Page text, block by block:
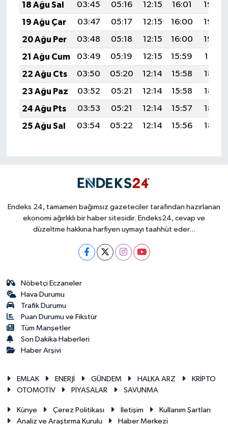
18 Ağu Sal
03:45 05:16 12:15 16:01
19:05
19 Ağu Çar
03:47 05:17 12:15 16:00
19:03
20 Ağu Per
03:48 05:18 12:15 16:00
19:02
21 Ağu Cum
03:49 05:19 12:15 15:59
19:01
22 Ağu Cts
03:50 05:20 12:14 15:58
18:59
23 Ağu Paz
03:52 05:21 12:14 15:58
18:58
24 Ağu Pts
03:53 05:21 12:14 15:57
18:57
25 Ağu Sal
03:54 05:22 12:14 15:56 18:55
Endeks 24, tamamen bağımsız gazeteciler tarafından hazırlanan
ekonomi ağırlıklı bir haber sitesidir. Endeks24, cevap ve
düzeltme hakkına harfiyen uymayı taahhüt eder...
Nöbetçi Eczaneler
Hava Durumu
Trafik Durumu
Puan Durumu ve Fikstür
Tüm Manşetler
Son Dakika Haberleri
Haber Arşivi
EMLAK ENERJİ GÜNDEM HALKA ARZ
KRİPTO
OTOMOTİV
PİYASALAR SAVUNMA
Künye Çerez Politikası İletişim
Kullanım Şartları
Analiz ve Araştırma Kurulu
Haber Merkezi